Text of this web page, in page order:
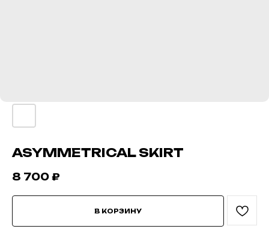
ASYMMETRICAL SKIRT
8 700 ₽
В КОРЗИНУ